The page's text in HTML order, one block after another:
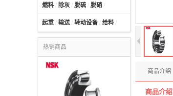
燃料 / 除灰 / 脱硫 / 脱硝 /
起重 / 输送/ 转动设备 / 给料 /
热销商品
商品介绍
商品介绍